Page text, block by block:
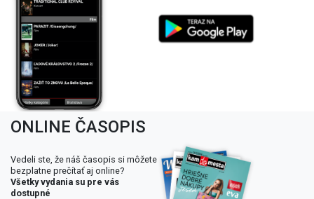
ONLINE ČASOPIS
Vedeli ste, že náš časopis si môžete
bezplatne prečítať aj online?
Všetky vydania su pre vás
dostupné